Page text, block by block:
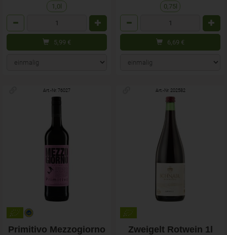
1,0l
5,99 €
0,75l
6,69 €
Art.-Nr. 76027
Primitivo Mezzogiorno
Art.-Nr. 202582
Zweigelt Rotwein 1l